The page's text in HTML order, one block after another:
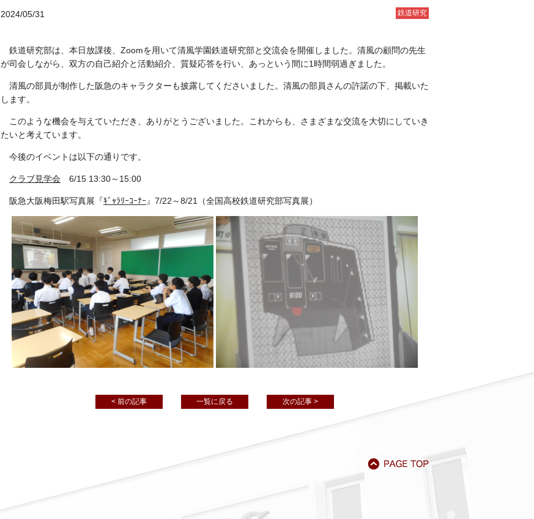
2024/05/31 鉄道研究
鉄道研究部は、本日放課後、Zoomを用いて清風学園鉄道研究部と交流会を開催しました。清風の顧問の先生
が司会しながら、双方の自己紹介と活動紹介、質疑応答を行い、あっという間に1時間弱過ぎました。
清風の部員が制作した阪急のキャラクターも披露してくださいました。清風の部員さんの許諾の下、掲載いた
します。
このような機会を与えていただき、ありがとうございました。これからも、さまざまな交流を大切にしていき
たいと考えています。
今後のイベントは以下の通りです。
クラブ見学会 6/15 13:30～15:00
阪急大阪梅田駅写真展『ｷﾞｬﾗﾘｰｺｰﾅｰ 』7/22～8/21（全国高校鉄道研究部写真展）
< 前の記事 一覧に戻る 次の記事 >